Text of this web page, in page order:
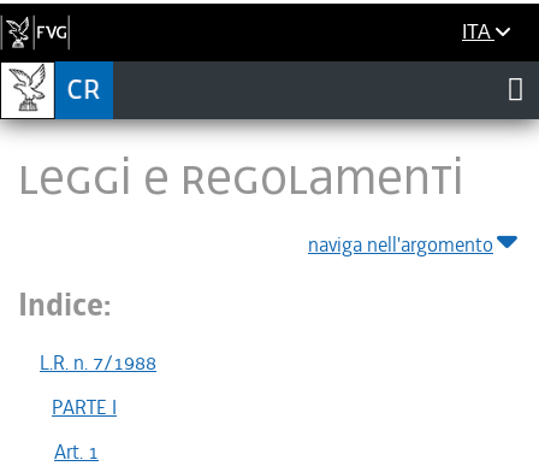
ITA
LEGGI E REGOLAMENTI
naviga nell'argomento
Indice:
L.R. n. 7/1988
PARTE I
Art. 1